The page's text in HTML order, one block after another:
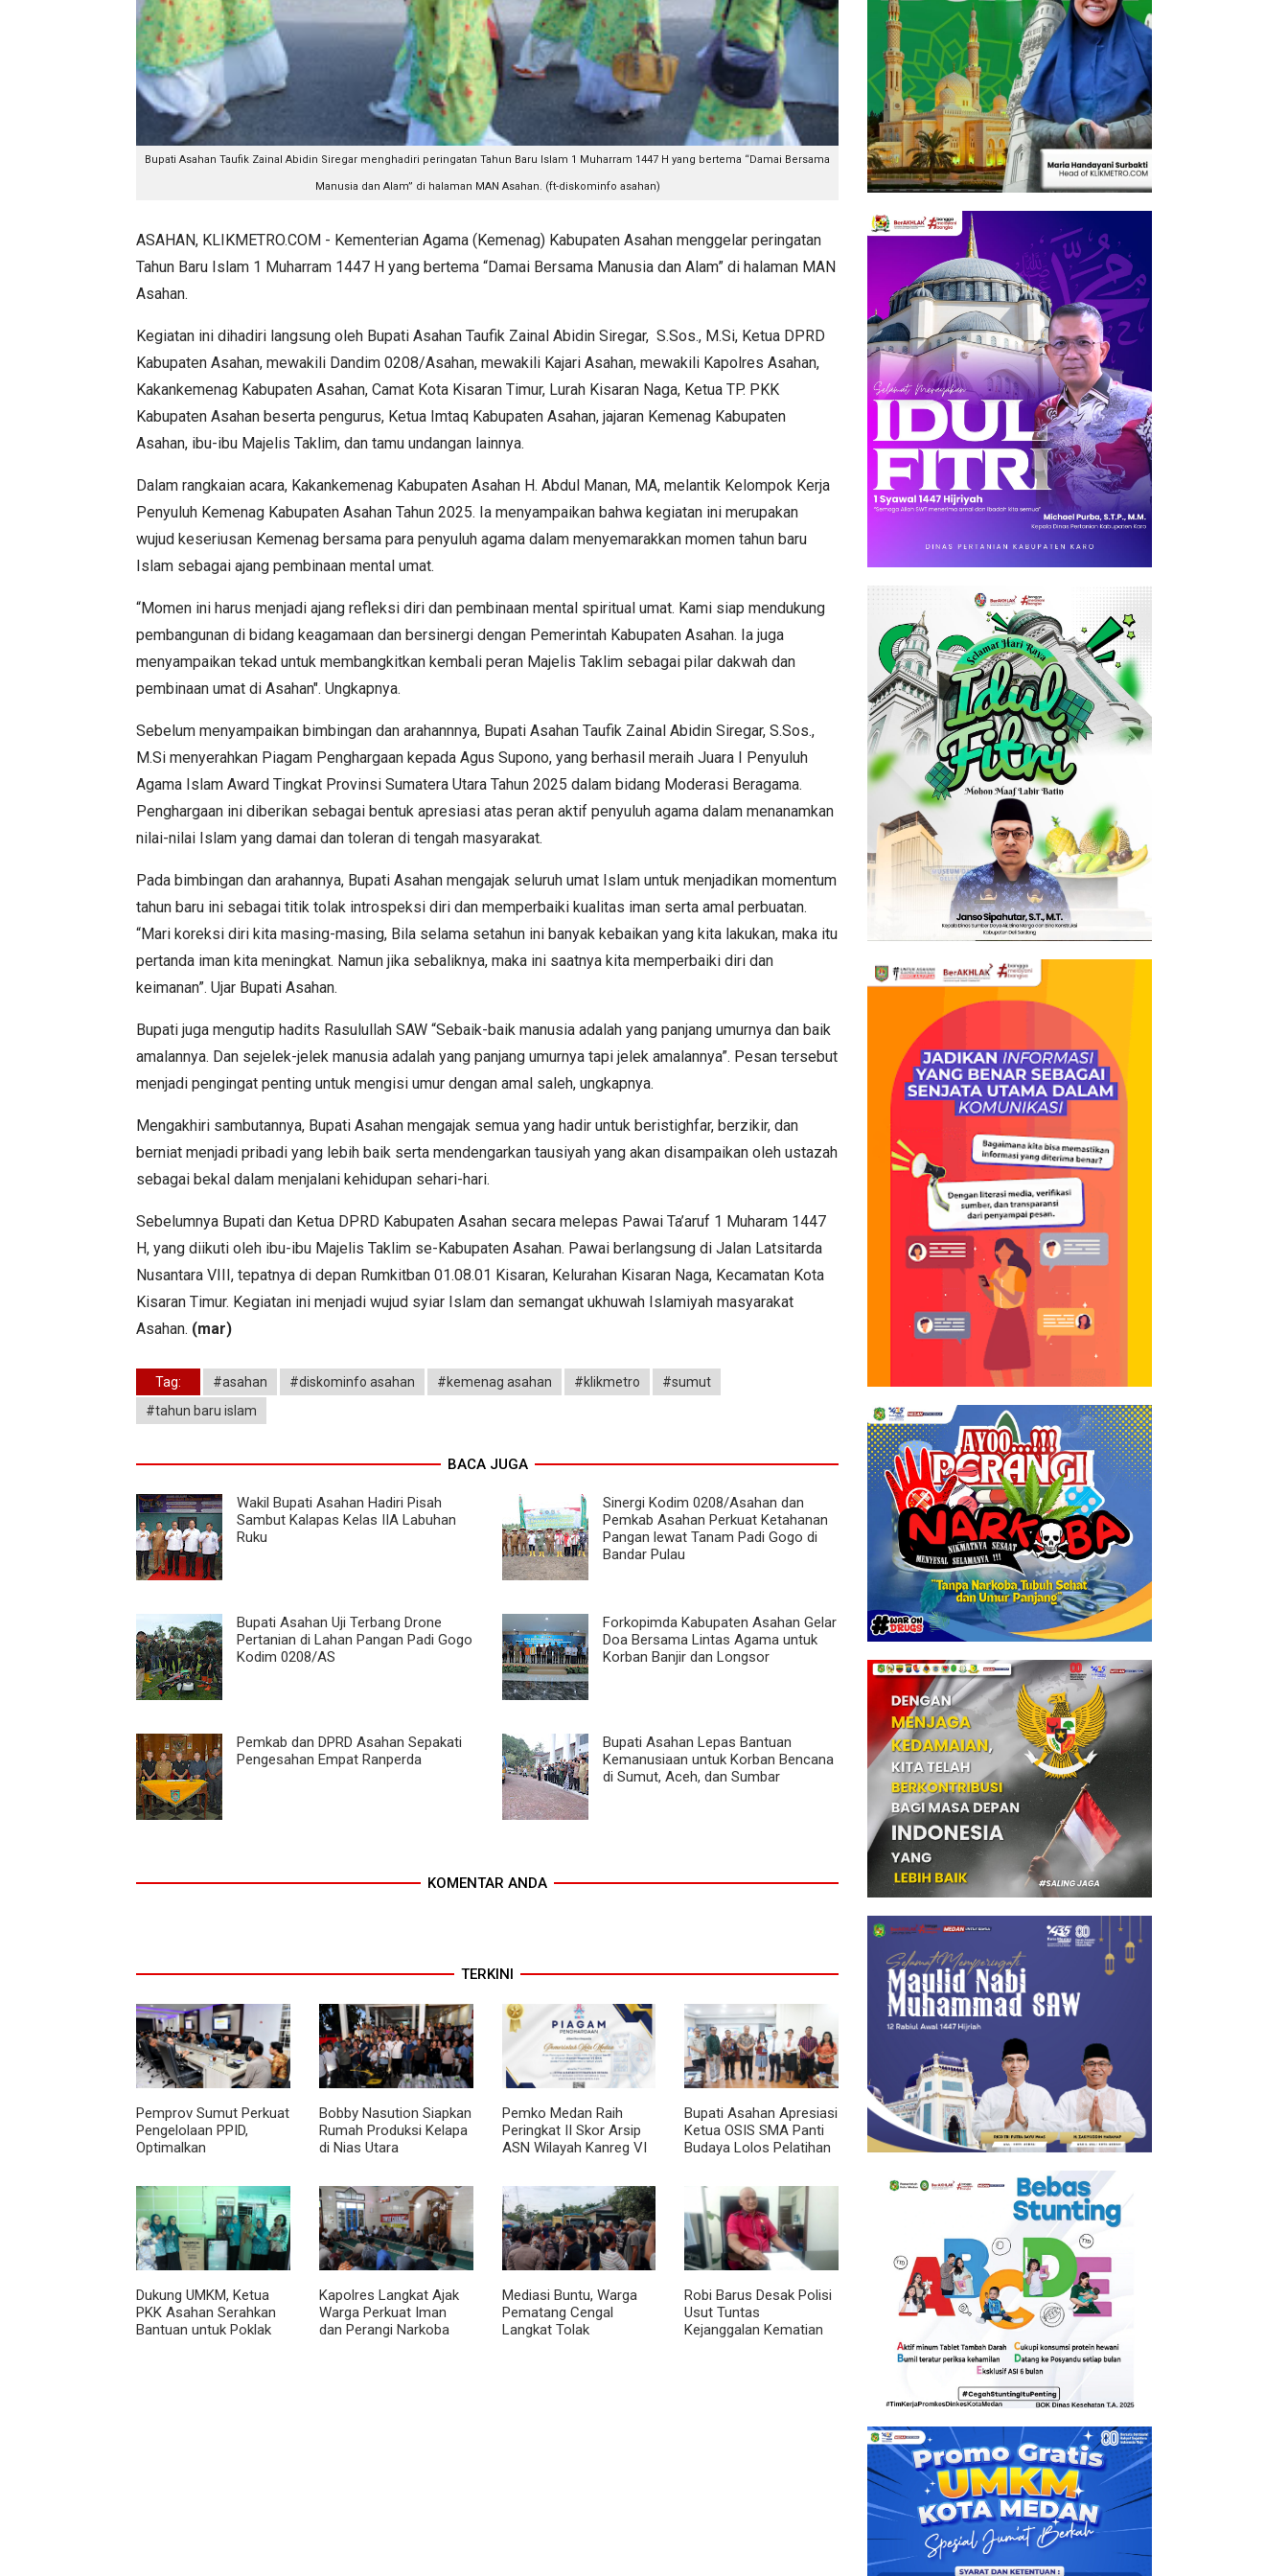
Bupati Asahan Taufik Zainal Abidin Siregar menghadiri peringatan Tahun Baru Islam 1 Muharram 1447 H yang bertema “Damai Bersama
Manusia dan Alam” di halaman MAN Asahan. (ft-diskominfo asahan)
ASAHAN, KLIKMETRO.COM - Kementerian Agama (Kemenag) Kabupaten Asahan menggelar peringatan
Tahun Baru Islam 1 Muharram 1447 H yang bertema “Damai Bersama Manusia dan Alam” di halaman MAN
Asahan.
Kegiatan ini dihadiri langsung oleh Bupati Asahan Taufik Zainal Abidin Siregar, S.Sos., M.Si, Ketua DPRD
Kabupaten Asahan, mewakili Dandim 0208/Asahan, mewakili Kajari Asahan, mewakili Kapolres Asahan,
Kakankemenag Kabupaten Asahan, Camat Kota Kisaran Timur, Lurah Kisaran Naga, Ketua TP. PKK
Kabupaten Asahan beserta pengurus, Ketua Imtaq Kabupaten Asahan, jajaran Kemenag Kabupaten
Asahan, ibu-ibu Majelis Taklim, dan tamu undangan lainnya.
Dalam rangkaian acara, Kakankemenag Kabupaten Asahan H. Abdul Manan, MA, melantik Kelompok Kerja
Penyuluh Kemenag Kabupaten Asahan Tahun 2025. Ia menyampaikan bahwa kegiatan ini merupakan
wujud keseriusan Kemenag bersama para penyuluh agama dalam menyemarakkan momen tahun baru
Islam sebagai ajang pembinaan mental umat.
“Momen ini harus menjadi ajang refleksi diri dan pembinaan mental spiritual umat. Kami siap mendukung
pembangunan di bidang keagamaan dan bersinergi dengan Pemerintah Kabupaten Asahan. Ia juga
menyampaikan tekad untuk membangkitkan kembali peran Majelis Taklim sebagai pilar dakwah dan
pembinaan umat di Asahan". Ungkapnya.
Sebelum menyampaikan bimbingan dan arahannnya, Bupati Asahan Taufik Zainal Abidin Siregar, S.Sos.,
M.Si menyerahkan Piagam Penghargaan kepada Agus Supono, yang berhasil meraih Juara I Penyuluh
Agama Islam Award Tingkat Provinsi Sumatera Utara Tahun 2025 dalam bidang Moderasi Beragama.
Penghargaan ini diberikan sebagai bentuk apresiasi atas peran aktif penyuluh agama dalam menanamkan
nilai-nilai Islam yang damai dan toleran di tengah masyarakat.
Pada bimbingan dan arahannya, Bupati Asahan mengajak seluruh umat Islam untuk menjadikan momentum
tahun baru ini sebagai titik tolak introspeksi diri dan memperbaiki kualitas iman serta amal perbuatan.
“Mari koreksi diri kita masing-masing, Bila selama setahun ini banyak kebaikan yang kita lakukan, maka itu
pertanda iman kita meningkat. Namun jika sebaliknya, maka ini saatnya kita memperbaiki diri dan
keimanan”. Ujar Bupati Asahan.
Bupati juga mengutip hadits Rasulullah SAW “Sebaik-baik manusia adalah yang panjang umurnya dan baik
amalannya. Dan sejelek-jelek manusia adalah yang panjang umurnya tapi jelek amalannya”. Pesan tersebut
menjadi pengingat penting untuk mengisi umur dengan amal saleh, ungkapnya.
Mengakhiri sambutannya, Bupati Asahan mengajak semua yang hadir untuk beristighfar, berzikir, dan
berniat menjadi pribadi yang lebih baik serta mendengarkan tausiyah yang akan disampaikan oleh ustazah
sebagai bekal dalam menjalani kehidupan sehari-hari.
Sebelumnya Bupati dan Ketua DPRD Kabupaten Asahan secara melepas Pawai Ta’aruf 1 Muharam 1447
H, yang diikuti oleh ibu-ibu Majelis Taklim se-Kabupaten Asahan. Pawai berlangsung di Jalan Latsitarda
Nusantara VIII, tepatnya di depan Rumkitban 01.08.01 Kisaran, Kelurahan Kisaran Naga, Kecamatan Kota
Kisaran Timur. Kegiatan ini menjadi wujud syiar Islam dan semangat ukhuwah Islamiyah masyarakat
Asahan. (mar)
Tag: #asahan #diskominfo asahan #kemenag asahan #klikmetro
#sumut
#tahun baru islam
BACA JUGA
Wakil Bupati Asahan Hadiri Pisah
Sambut Kalapas Kelas IIA Labuhan
Ruku
Sinergi Kodim 0208/Asahan dan
Pemkab Asahan Perkuat Ketahanan
Pangan lewat Tanam Padi Gogo di
Bandar Pulau
Bupati Asahan Uji Terbang Drone
Pertanian di Lahan Pangan Padi Gogo
Kodim 0208/AS
Forkopimda Kabupaten Asahan Gelar
Doa Bersama Lintas Agama untuk
Korban Banjir dan Longsor
Pemkab dan DPRD Asahan Sepakati
Pengesahan Empat Ranperda
Bupati Asahan Lepas Bantuan
Kemanusiaan untuk Korban Bencana
di Sumut, Aceh, dan Sumbar
KOMENTAR ANDA
TERKINI
Pemprov Sumut Perkuat
Pengelolaan PPID,
Optimalkan
Permendagri Nomor 2
Tahun 2026
Bobby Nasution Siapkan
Rumah Produksi Kelapa
di Nias Utara
Pemko Medan Raih
Peringkat II Skor Arsip
ASN Wilayah Kanreg VI
Bupati Asahan Apresiasi
Ketua OSIS SMA Panti
Budaya Lolos Pelatihan
Dukung UMKM, Ketua
PKK Asahan Serahkan
Bantuan untuk Poklak
Kapolres Langkat Ajak
Warga Perkuat Iman
dan Perangi Narkoba
Mediasi Buntu, Warga
Pematang Cengal
Langkat Tolak
Robi Barus Desak Polisi
Usut Tuntas
Kejanggalan Kematian